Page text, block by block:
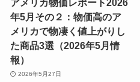
アメリカ物価レポート2026
年5月その２：物価高のア
メリカで物凄く値上がりし
た商品3選（2026年5月情
報）
2026年5月27日